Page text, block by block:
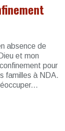
absence de
et mon
pour
familles à NDA.